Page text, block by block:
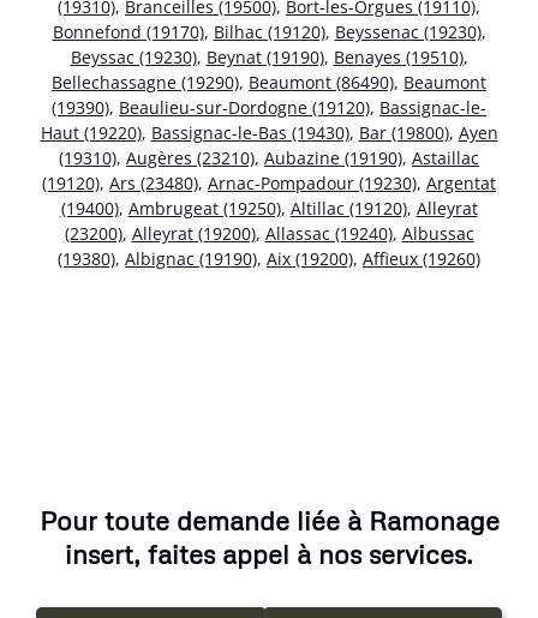
(19310), Branceilles (19500), Bort-les-Orgues (19110),
Bonnefond (19170), Bilhac (19120), Beyssenac (19230),
Beyssac (19230), Beynat (19190), Benayes (19510),
Bellechassagne (19290), Beaumont (86490), Beaumont
(19390), Beaulieu-sur-Dordogne (19120), Bassignac-le-
Haut (19220), Bassignac-le-Bas (19430), Bar (19800), Ayen
(19310), Augères (23210), Aubazine (19190), Astaillac
(19120), Ars (23480), Arnac-Pompadour (19230), Argentat
(19400), Ambrugeat (19250), Altillac (19120), Alleyrat
(23200), Alleyrat (19200), Allassac (19240), Albussac
(19380), Albignac (19190), Aix (19200), Affieux (19260)
Pour toute demande liée à Ramonage
insert, faites appel à nos services.